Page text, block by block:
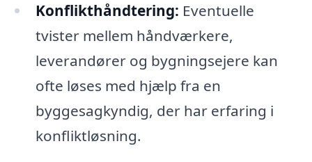
Konflikthåndtering: Eventuelle
tvister mellem håndværkere,
leverandører og bygningsejere kan
ofte løses med hjælp fra en
byggesagkyndig, der har erfaring i
konfliktløsning.